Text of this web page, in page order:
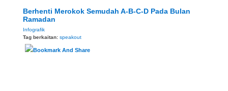
Berhenti Merokok Semudah A-B-C-D Pada Bulan
Ramadan
Infografik
Tag berkaitan: speakout